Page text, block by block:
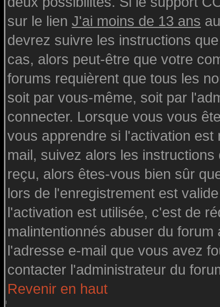
sur le lien J'ai moins de 13 ans
devrez suivre les instructions
cas, alors peut-être que votre
forums requièrent que tous les
soit par vous-même, soit par
connecter. Lorsque vous vous
vous apprendre si l'activation
mail, suivez alors les
reçu, alors êtes-vous bien sûr
lors de l'enregistrement est
l'activation est utilisée, c'est de
malintentionnés abuser du
l'adresse e-mail que vous avez
contacter l'administrateur du
Revenir en haut